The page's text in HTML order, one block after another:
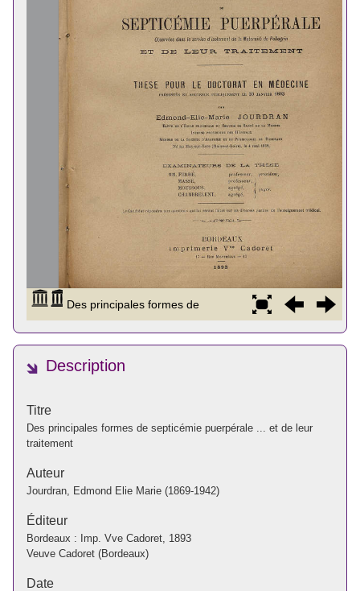
Description
Titre
Des principales formes de septicémie puerpérale ... et de leur
traitement
Auteur
Jourdran, Edmond Elie Marie (1869-1942)
Éditeur
Bordeaux : Imp. Vve Cadoret, 1893
Veuve Cadoret (Bordeaux)
Date